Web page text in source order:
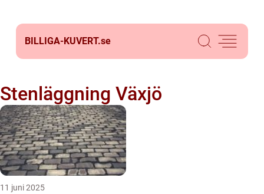
BILLIGA-KUVERT.se
Stenläggning Växjö
11 juni 2025